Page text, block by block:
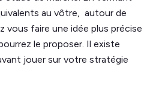
au vôtre, autour de
vous faire une idée plus précise
le proposer. Il existe
jouer sur votre stratégie